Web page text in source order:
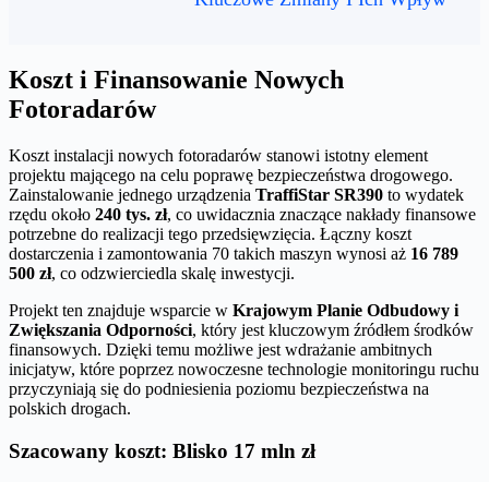
Koszt i Finansowanie Nowych
Fotoradarów
Koszt instalacji nowych fotoradarów stanowi istotny element
projektu mającego na celu poprawę bezpieczeństwa drogowego.
Zainstalowanie jednego urządzenia TraffiStar SR390 to wydatek
rzędu około 240 tys. zł, co uwidacznia znaczące nakłady finansowe
potrzebne do realizacji tego przedsięwzięcia. Łączny koszt
dostarczenia i zamontowania 70 takich maszyn wynosi aż 16 789
500 zł, co odzwierciedla skalę inwestycji.
Projekt ten znajduje wsparcie w Krajowym Planie Odbudowy i
Zwiększania Odporności, który jest kluczowym źródłem środków
finansowych. Dzięki temu możliwe jest wdrażanie ambitnych
inicjatyw, które poprzez nowoczesne technologie monitoringu ruchu
przyczyniają się do podniesienia poziomu bezpieczeństwa na
polskich drogach.
Szacowany koszt: Blisko 17 mln zł